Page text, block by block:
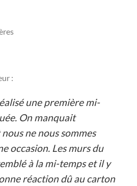
:
une première mi-
On manquait
ne nous sommes
occasion. Les murs du
à la mi-temps et il y
réaction dû au carton